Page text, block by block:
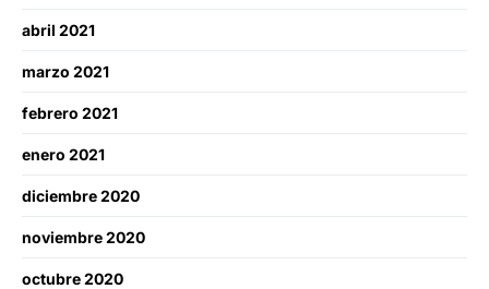
abril 2021
marzo 2021
febrero 2021
enero 2021
diciembre 2020
noviembre 2020
octubre 2020